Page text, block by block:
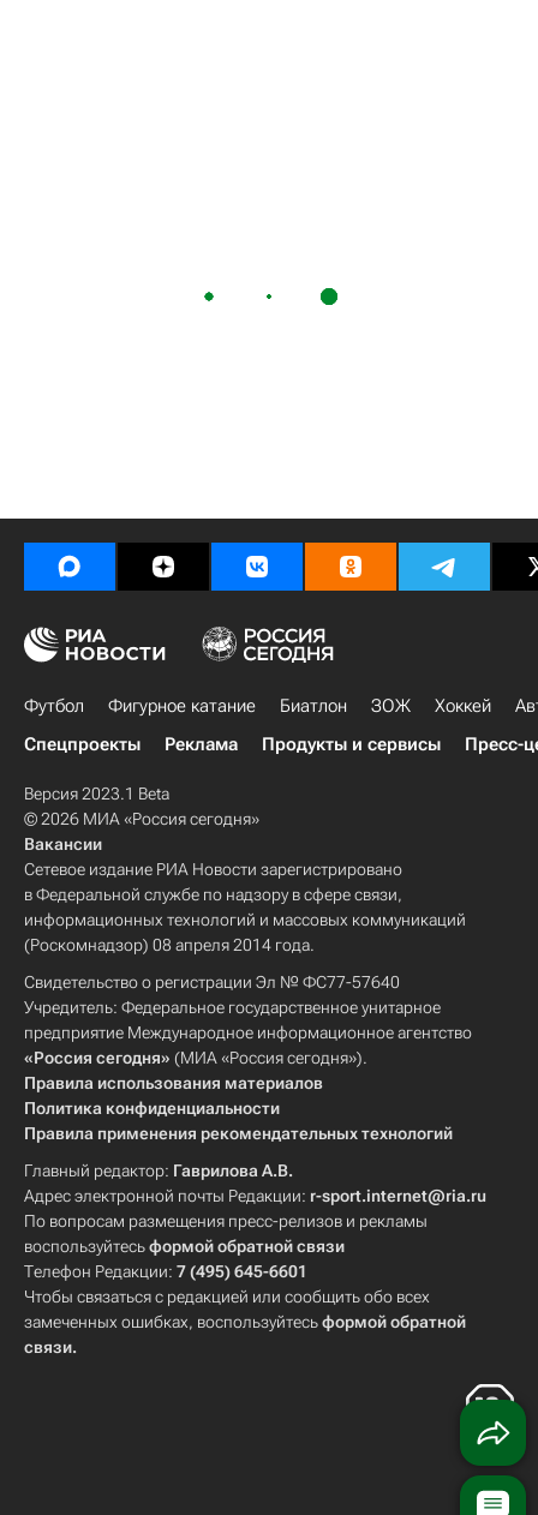
Футбол Фигурное катание Биатлон ЗОЖ Хоккей
Спецпроекты
Реклама Продукты и сервисы Пресс-
Версия 2023.1 Beta
© 2026 МИА «Россия сегодня»
Вакансии
Сетевое издание РИА Новости зарегистрировано
в Федеральной службе по надзору в сфере связи,
информационных технологий и массовых коммуникаций
(Роскомнадзор) 08 апреля 2014 года.
Свидетельство о регистрации Эл № ФС77-57640
Учредитель: Федеральное государственное унитарное
предприятие Международное информационное агентство
«Россия сегодня» (МИА «Россия сегодня»).
Правила использования материалов
Политика конфиденциальности
Правила применения рекомендательных технологий
Главный редактор: Гаврилова А.В.
Адрес электронной почты Редакции: r-sport.internet@ria.ru
По вопросам размещения пресс-релизов и рекламы
воспользуйтесьформой обратной связи
Телефон Редакции: 7 (495) 645-6601
Чтобы связаться с редакцией или сообщить обо всех
замеченных ошибках, воспользуйтесьформой обратной
связи.